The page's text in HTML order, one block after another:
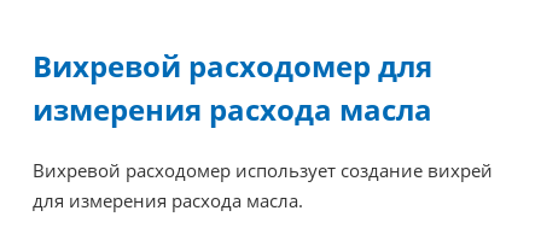
Вихревой расходомер для
измерения расхода масла
Вихревой расходомер использует создание вихрей
для измерения расхода масла.